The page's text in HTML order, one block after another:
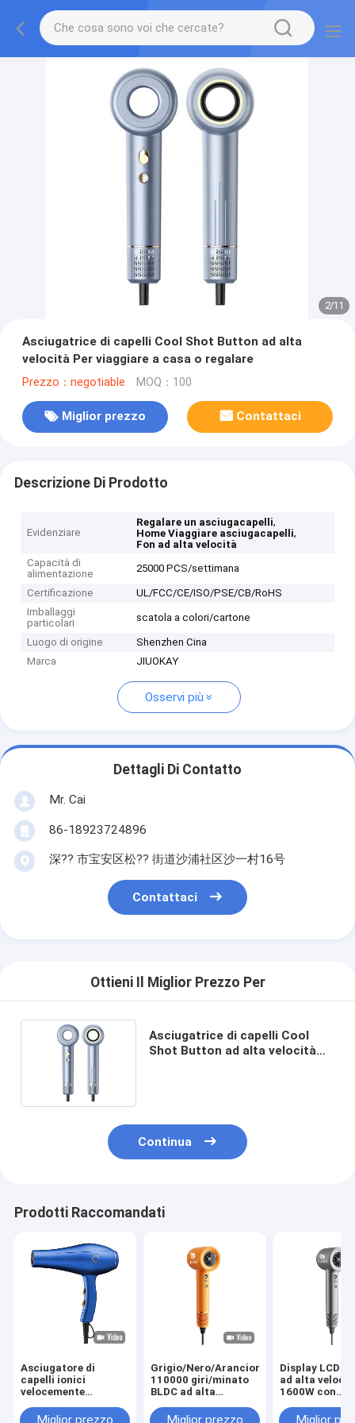
2/11
Asciugatrice di capelli Cool Shot Button ad alta
velocità Per viaggiare a casa o regalare
Prezzo：negotiable MOQ：100
Miglior prezzo Contattaci
Descrizione Di Prodotto
Evidenziare
Regalare un asciugacapelli,
Home Viaggiare asciugacapelli,
Fon ad alta velocità
Capacità di
alimentazione
25000 PCS/settimana
Certificazione
UL/FCC/CE/ISO/PSE/CB/RoHS
Imballaggi
particolari
scatola a colori/cartone
Luogo di origine
Shenzhen Cina
Marca
JIUOKAY
Osservi più
Dettagli Di Contatto
Mr. Cai
86-18923724896
深?? 市宝安区松?? 街道沙浦社区沙一村16号
Contattaci
Ottieni Il Miglior Prezzo Per
Asciugatrice di capelli Cool
Shot Button ad alta velocità
Continua
Prodotti Raccomandati
Asciugatore di
capelli ionici
velocemente
Asciugatore di
Grigio/Nero/Arancione
110000 giri/minato
BLDC ad alta
asciugatrice veloce
Display LCD
ad alta
1600W con
capelli per uso